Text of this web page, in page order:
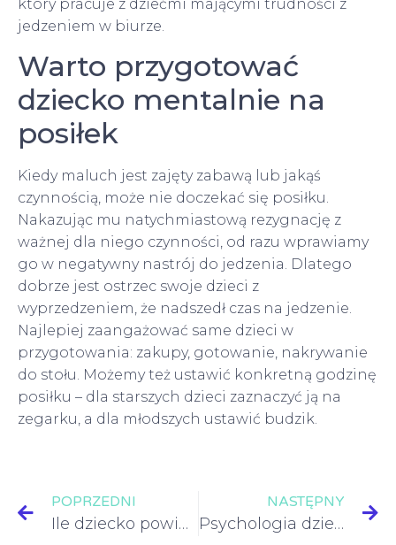
który pracuje z dziećmi mającymi trudności z
jedzeniem w biurze.
Warto przygotować
dziecko mentalnie na
posiłek
Kiedy maluch jest zajęty zabawą lub jakąś
czynnością, może nie doczekać się posiłku.
Nakazując mu natychmiastową rezygnację z
ważnej dla niego czynności, od razu wprawiamy
go w negatywny nastrój do jedzenia. Dlatego
dobrze jest ostrzec swoje dzieci z
wyprzedzeniem, że nadszedł czas na jedzenie.
Najlepiej zaangażować same dzieci w
przygotowania: zakupy, gotowanie, nakrywanie
do stołu. Możemy też ustawić konkretną godzinę
posiłku – dla starszych dzieci zaznaczyć ją na
zegarku, a dla młodszych ustawić budzik.
POPRZEDNI
Ile dziecko powinno pić wody?
NASTĘPNY
Psychologia dziecięca – Jakie książki na ten temat warto przeczytać?